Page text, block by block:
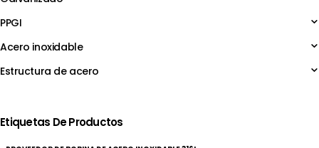
PPGI
Acero inoxidable
Estructura de acero
Etiquetas De Productos